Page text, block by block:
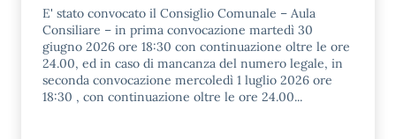
E' stato convocato il Consiglio Comunale – Aula
Consiliare – in prima convocazione martedì 30
giugno 2026 ore 18:30 con continuazione oltre le ore
24.00, ed in caso di mancanza del numero legale, in
seconda convocazione mercoledì 1 luglio 2026 ore
18:30 , con continuazione oltre le ore 24.00...